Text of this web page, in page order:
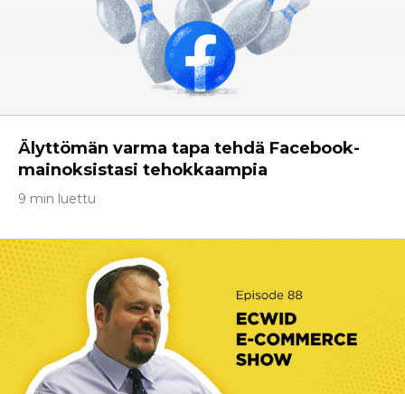
Älyttömän varma tapa tehdä Facebook-
mainoksistasi tehokkaampia
9 min luettu